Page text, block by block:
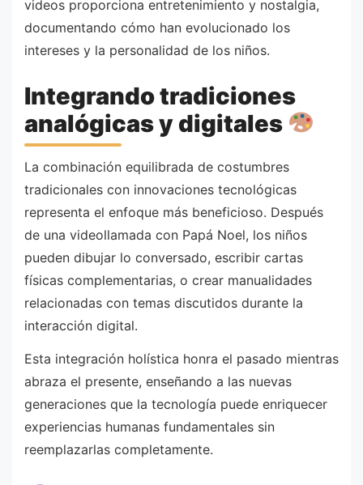
videos proporciona entretenimiento y nostalgia,
documentando cómo han evolucionado los
intereses y la personalidad de los niños.
Integrando tradiciones
analógicas y digitales
La combinación equilibrada de costumbres
tradicionales con innovaciones tecnológicas
representa el enfoque más beneficioso. Después
de una videollamada con Papá Noel, los niños
pueden dibujar lo conversado, escribir cartas
físicas complementarias, o crear manualidades
relacionadas con temas discutidos durante la
interacción digital.
Esta integración holística honra el pasado mientras
abraza el presente, enseñando a las nuevas
generaciones que la tecnología puede enriquecer
experiencias humanas fundamentales sin
reemplazarlas completamente.